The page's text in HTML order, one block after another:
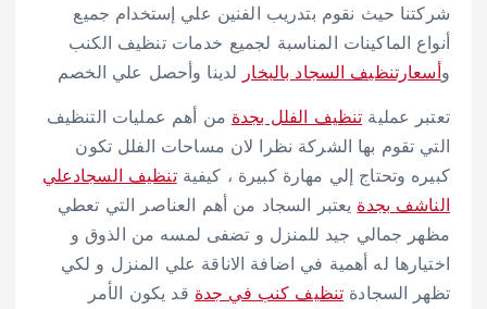
شركتنا حيث نقوم بتدريب الفنين علي إستخدام جميع
أنواع الماكينات المناسبة لجميع خدمات تنظيف الكنب
وأسعارتنظيف السجاد بالبخار لدينا وأحصل علي الخصم
تعتبر عملية تنظيف الفلل بجدة من أهم عمليات التنظيف
التي تقوم بها الشركة نظرا لان مساحات الفلل تكون
كبيره وتحتاج إلي مهارة كبيرة ، كيفيةتنظيف السجادعلي
الناشف بجدة يعتبر السجاد من أهم العناصر التي تعطي
مظهر جمالي جيد للمنزل و تضفى لمسه من الذوق و
اختيارها له أهمية في اضافة الاناقة علي المنزل و لكي
تظهر السجادة تنظيف كنب في جدة قد يكون الأمر